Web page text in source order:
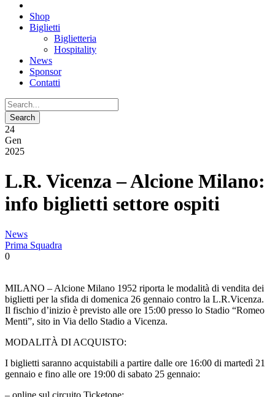
Shop
Biglietti
Biglietteria
Hospitality
News
Sponsor
Contatti
24
Gen
2025
L.R. Vicenza – Alcione Milano:
info biglietti settore ospiti
News
Prima Squadra
0
MILANO – Alcione Milano 1952 riporta le modalità di vendita dei
biglietti per la sfida di domenica 26 gennaio contro la L.R.Vicenza.
Il fischio d’inizio è previsto alle ore 15:00 presso lo Stadio “Romeo
Menti”, sito in Via dello Stadio a Vicenza.
MODALITÀ DI ACQUISTO:
I biglietti saranno acquistabili a partire dalle ore 16:00 di martedì 21
gennaio e fino alle ore 19:00 di sabato 25 gennaio:
– online sul circuito Ticketone: